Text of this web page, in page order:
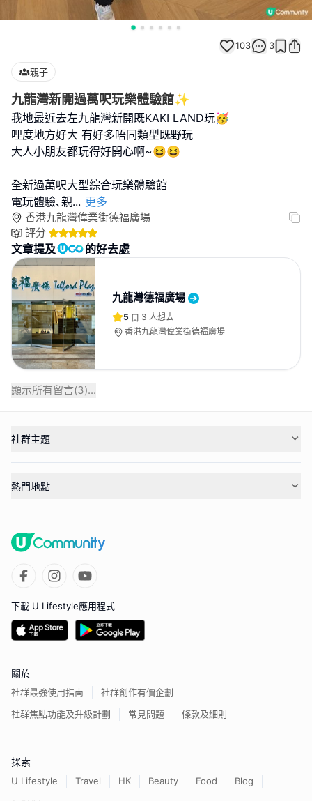
103 3
親子
九龍灣新開過萬呎玩樂體驗館✨
我地最近去左九龍灣新開既KAKI LAND玩🥳
哩度地方好大 有好多唔同類型既野玩
大人小朋友都玩得好開心啊~😆😆
全新過萬呎大型綜合玩樂體驗館
電玩體驗､親... 更多
香港九龍灣偉業街德福廣場
評分
文章提及 的好去處
九龍灣德福廣場
5 3 人想去
香港九龍灣偉業街德福廣場
顯示所有留言(3)...
社群主題
熱門地點
下載 U Lifestyle應用程式
關於
社群最強使用指南
社群創作有價企劃
社群焦點功能及升級計劃
常見問題 條款及細則
探索
U Lifestyle Travel HK Beauty Food
Blog